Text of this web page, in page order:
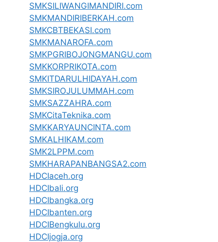
SMKSILIWANGIMANDIRI.com
SMKMANDIRIBERKAH.com
SMKCBTBEKASI.com
SMKMANAROFA.com
SMKPGRIBOJONGMANGU.com
SMKKORPRIKOTA.com
SMKITDARULHIDAYAH.com
SMKSIROJULUMMAH.com
SMKSAZZAHRA.com
SMKCitaTeknika.com
SMKKARYAUNCINTA.com
SMKALHIKAM.com
SMK2LPPM.com
SMKHARAPANBANGSA2.com
HDCIaceh.org
HDCIbali.org
HDCIbangka.org
HDCIbanten.org
HDCIBengkulu.org
HDCIjogja.org